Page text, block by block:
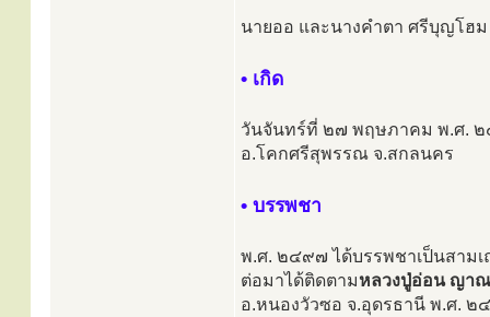
นายออ และนางคำตา ศรีบุญโฮม
• เกิด
วันจันทร์ที่ ๒๗ พฤษภาคม พ.ศ.
อ.โคกศรีสุพรรณ จ.สกลนคร
• บรรพชา
พ.ศ. ๒๔๙๗ ได้บรรพชาเป็นสาม
ต่อมาได้ติดตามหลวงปู่อ่อน ญา
อ.หนองวัวซอ จ.อุดรธานี พ.ศ. ๒